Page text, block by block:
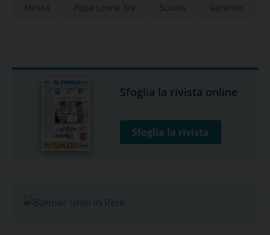
Messa Papa Leone XIV Scuola Vacanze
Sfoglia la rivista online
Sfoglia la rivista